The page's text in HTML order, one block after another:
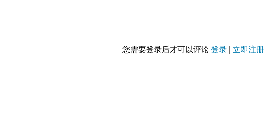
您需要登录后才可以评论 登录 立即注册